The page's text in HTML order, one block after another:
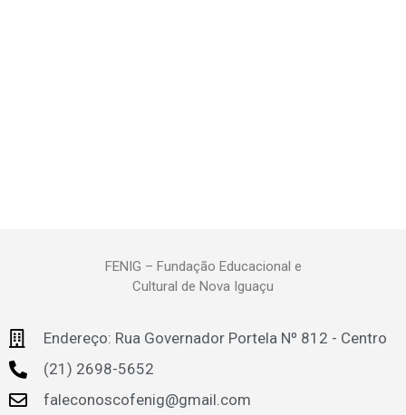
FENIG – Fundação Educacional e
Cultural de Nova Iguaçu
Endereço: Rua Governador Portela Nº 812 - Centro
(21) 2698-5652
faleconoscofenig@gmail.com